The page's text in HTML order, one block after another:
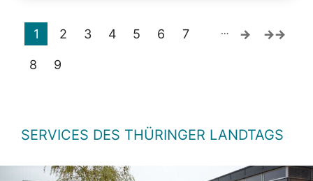
1 2 3 4 5 6 7
8 9
…
SERVICES DES THÜRINGER LANDTAGS